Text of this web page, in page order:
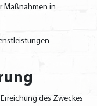
Maßnahmen in
des Zweckes